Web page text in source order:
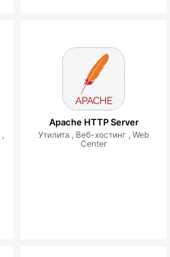
Apache HTTP Server
Утилита , Веб-хостинг , Web
Center